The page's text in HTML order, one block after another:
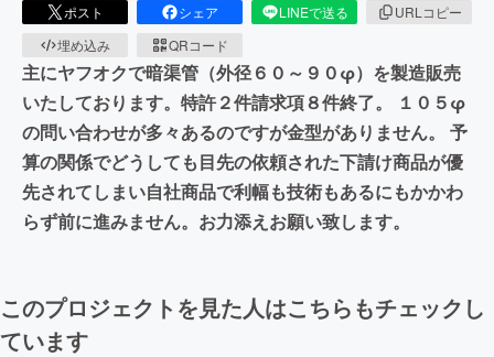
ポスト シェア LINEで送る
URLコピー
埋め込み
QRコード
主にヤフオクで暗渠管（外径６０～９０φ）を製造販売
いたしております。特許２件請求項８件終了。 １０５φ
の問い合わせが多々あるのですが金型がありません。 予
算の関係でどうしても目先の依頼された下請け商品が優
先されてしまい自社商品で利幅も技術もあるにもかかわ
らず前に進みません。お力添えお願い致します。
このプロジェクトを見た人はこちらもチェックし
ています